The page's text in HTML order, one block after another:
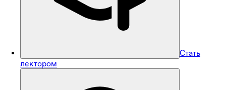
Стать
лектором